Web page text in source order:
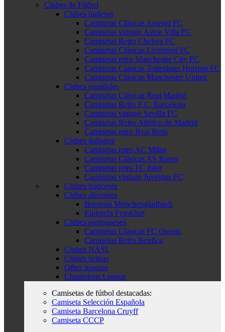
Clubes de Fútbol
Clubes ingleses
Camisetas Clásicas Arsenal FC
Camisetas vintage Aston Villa FC
Camisetas Retro Chelsea FC
Camisetas Clásicas Liverpool FC
Camisetas retro Manchester City FC
Camisetas Clasicas Tottenham Hotspur FC
Camisetas Clásicas Manchester United
Clubes españoles
Camisetas Clásicas Real Madrid
Camisetas Retro F.C. Barcelona
Camisetas vintage Sevilla FC
Camisetas Retro Atlético de Madrid
Camisetas retro Real Betis
Clubes italianos
Camisetas retro AC Milan
Camisetas Clásicas AS Roma
Camisetas retro FC Inter
Camisetas vintage Juventus FC
Clubes franceses
Clubes alemanes
Borussia Mönchengladbach
Eintracht Frankfurt
Clubes portugueses
Camisetas Clásicas FC Oporto
Camisetas Retro Benfica
Clubes NASL
Clubes belgas
Other leagues
Champions League
Camisetas de fútbol destacadas:
Camiseta Selección Española
Camiseta Barcelona Cruyff
Camiseta CCCP